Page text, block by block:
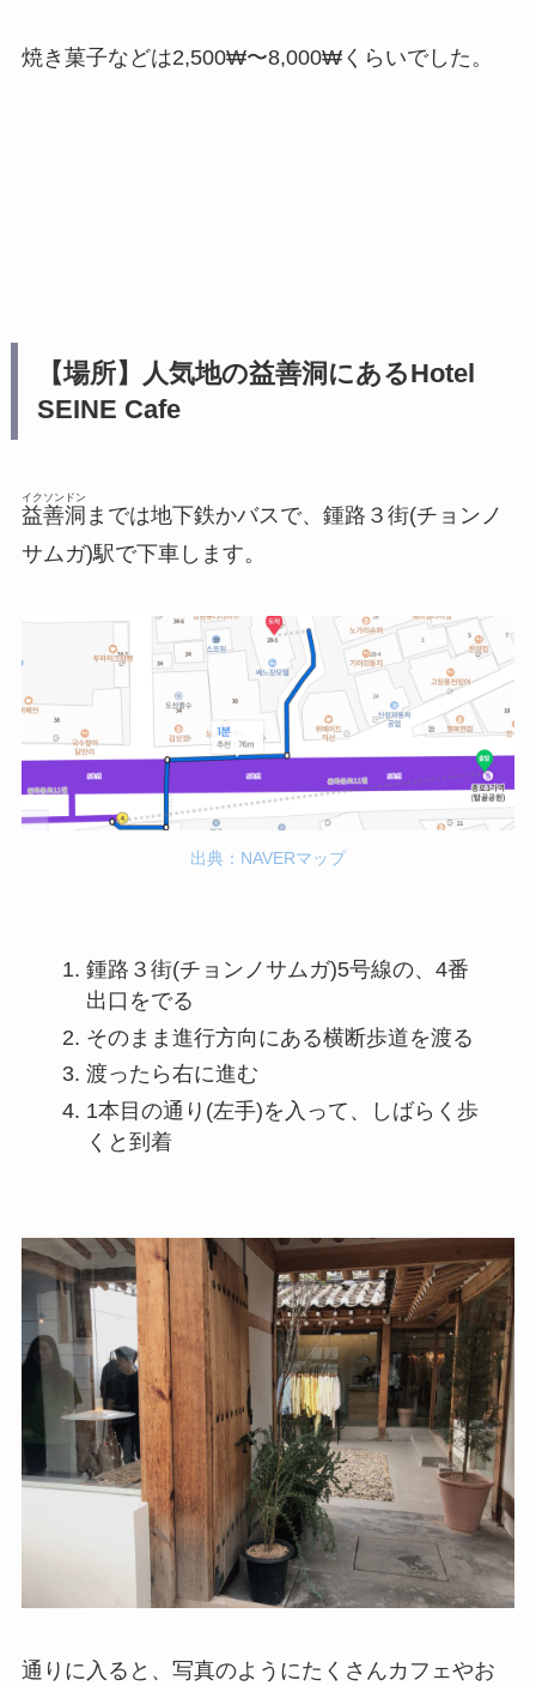
焼き菓子などは2,500₩〜8,000₩くらいでした。
【場所】人気地の益善洞にあるHotel
SEINE Cafe
益善洞
イクソンドン
までは地下鉄かバスで、鍾路３街(チョンノ
サムガ)駅で下車します。
出典：NAVERマップ
鍾路３街(チョンノサムガ)5号線の、4番
出口をでる
そのまま進行方向にある横断歩道を渡る
渡ったら右に進む
1本目の通り(左手)を入って、しばらく歩
くと到着
通りに入ると、写真のようにたくさんカフェやお